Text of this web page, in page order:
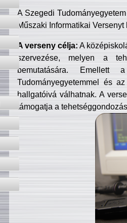
A Szegedi
Műszaki Informatikai
A verseny célja: A
szervezése, melyen a
bemutatására. Emellett
Tudományegyetemmel és
hallgatóivá válhatnak. A
támogatja a